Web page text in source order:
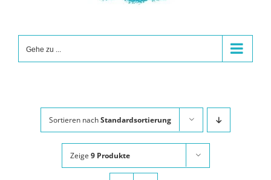
Gehe zu ...
Sortieren nachStandardsortierung
Zeige 9 Produkte